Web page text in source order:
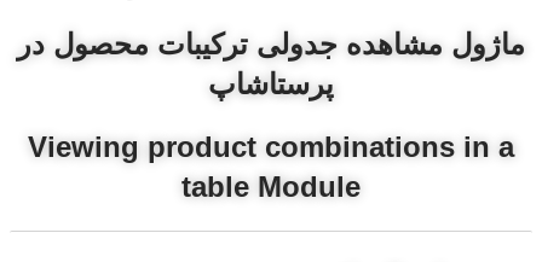
ماژول مشاهده جدولی ترکیبات محصول در
پرستاشاپ
Viewing product combinations in a
table Module